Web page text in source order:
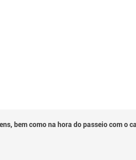
bem como na hora do passeio com o